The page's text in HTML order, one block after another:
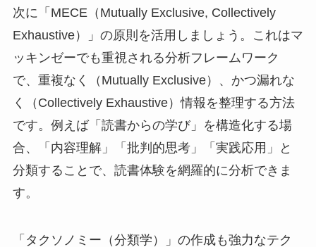
次に「MECE（Mutually Exclusive, Collectively
Exhaustive）」の原則を活用しましょう。これはマ
ッキンゼーでも重視される分析フレームワーク
で、重複なく（Mutually Exclusive）、かつ漏れな
く（Collectively Exhaustive）情報を整理する方法
です。例えば「読書からの学び」を構造化する場
合、「内容理解」「批判的思考」「実践応用」と
分類することで、読書体験を網羅的に分析できま
す。
「タクソノミー（分類学）」の作成も強力なテク